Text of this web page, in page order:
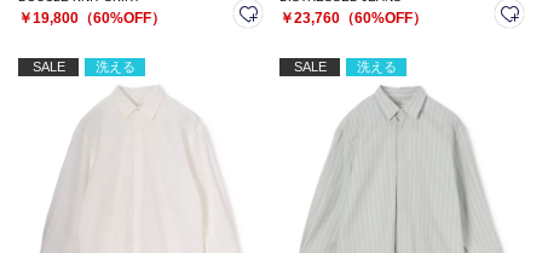
￥19,800（60%OFF） ￥23,760（60%OFF）
SALE 洗える SALE 洗える